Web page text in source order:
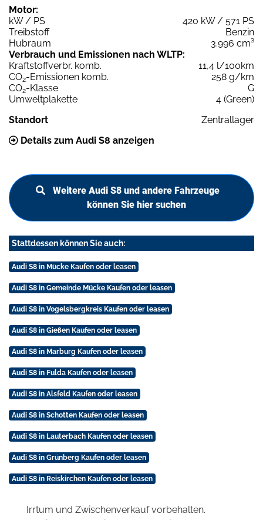
Motor:
kW / PS
420 kW / 571 PS
Treibstoff
Benzin
Hubraum
3.996 cm³
Verbrauch und Emissionen nach WLTP:
Kraftstoffverbr. komb.
11,4 l/100km
CO2-Emissionen komb.
258 g/km
CO2-Klasse
G
Umweltplakette
4 (Green)
Standort
Zentrallager
Details zum Audi S8 anzeigen
Weitere Audi S8 und andere Fahrzeuge
können Sie hier suchen
Stattdessen können Sie auch:
Audi S8 in Mücke Kaufen oder leasen
Audi S8 in Gemeinde Mücke Kaufen oder leasen
Audi S8 in Vogelsbergkreis Kaufen oder leasen
Audi S8 in Gießen Kaufen oder leasen
Audi S8 in Marburg Kaufen oder leasen
Audi S8 in Fulda Kaufen oder leasen
Audi S8 in Alsfeld Kaufen oder leasen
Audi S8 in Schotten Kaufen oder leasen
Audi S8 in Lauterbach Kaufen oder leasen
Audi S8 in Grünberg Kaufen oder leasen
Audi S8 in Reiskirchen Kaufen oder leasen
Irrtum und Zwischenverkauf vorbehalten.